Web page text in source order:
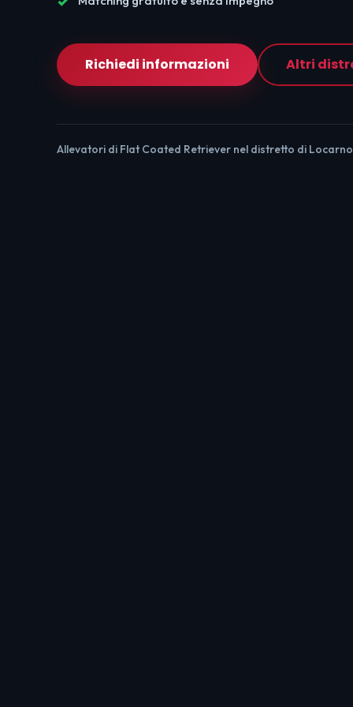
Richiedi informazioni Altri
Allevatori di Flat Coated Retriever nel distretto di